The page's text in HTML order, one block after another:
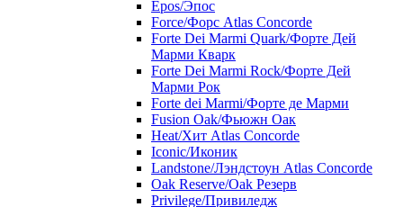
Epos/Эпос
Force/Фoрс Atlas Concorde
Forte Dei Marmi Quark/Форте Дей
Марми Кварк
Forte Dei Marmi Rock/Форте Дей
Марми Рок
Forte dei Marmi/Форте де Марми
Fusion Oak/Фьюжн Оак
Heat/Xит Atlas Concorde
Iconic/Иконик
Landstone/Лэндстоун Atlas Concorde
Oak Reserve/Оak Резepв
Privilege/Привиледж